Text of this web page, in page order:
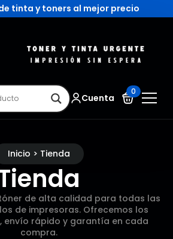
tinta y toners al mejor precio
Cuenta
0
Inicio > Tienda
de alta calidad para todas las
de impresoras. Ofrecemos los
envío rápido y garantía en cada
compra.